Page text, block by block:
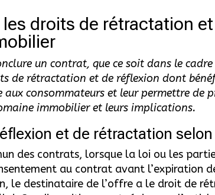
droits de rétractation
un contrat, que ce soit dans le
de rétractation et de réflexion dont
consommateurs et leur permettre de
immobilier et leurs implications.
et de rétractation
des contrats, lorsque la loi ou les
au contrat avant l’expiration
le destinataire de l’offre a le droit de